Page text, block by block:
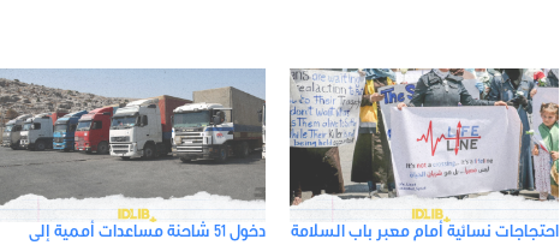
احتجاجات نسائية أمام معبر باب السلامة
دخول 51 شاحنة مساعدات أممية إلى